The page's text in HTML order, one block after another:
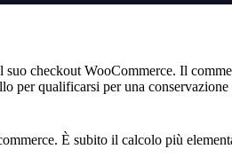
checkout WooCommerce. Il
per qualificarsi per una
È subito il calcolo più